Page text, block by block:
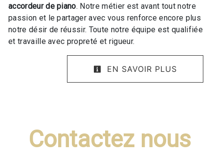
accordeur de piano. Notre métier est avant tout notre
passion et le partager avec vous renforce encore plus
notre désir de réussir. Toute notre équipe est qualifiée
et travaille avec propreté et rigueur.
EN SAVOIR PLUS
Contactez nous